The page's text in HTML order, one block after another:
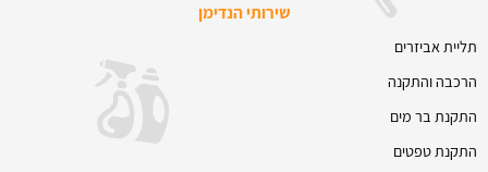
שירותי הנדימן
תליית אביזרים
הרכבה והתקנה
התקנת בר מים
התקנת טפטים